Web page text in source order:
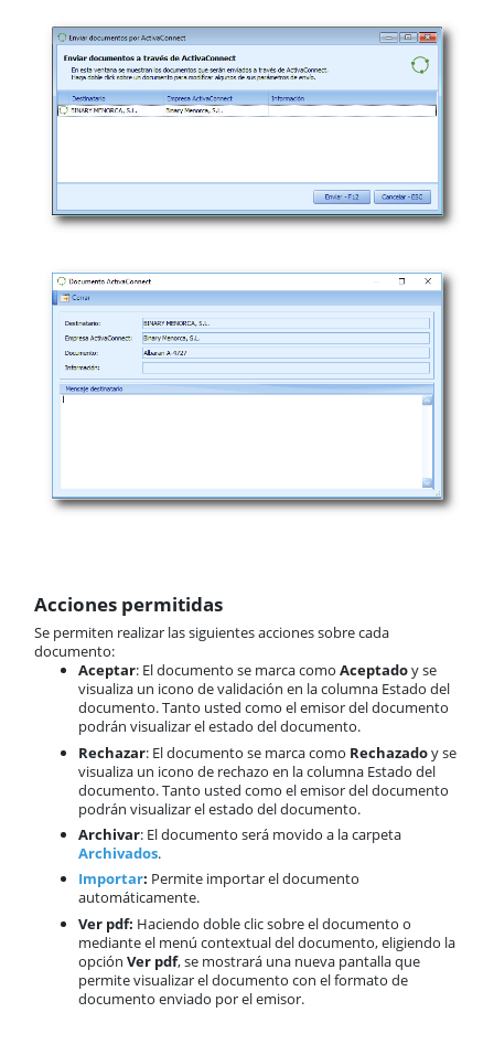
Acciones permitidas
Se permiten realizar las siguientes acciones sobre cada
documento:
Aceptar: El documento se marca como Aceptadoy se
visualiza un icono de validación en la columna Estado del
documento. Tanto usted como el emisor del documento
podrán visualizar el estado del documento.
Rechazar: El documento se marca como Rechazadoy se
visualiza un icono de rechazo en la columna Estado del
documento. Tanto usted como el emisor del documento
podrán visualizar el estado del documento.
Archivar: El documento será movido a la carpeta
Archivados.
Importar: Permite importar el documento
automáticamente.
Ver pdf: Haciendo doble clic sobre el documento o
mediante el menú contextual del documento, eligiendo la
opción Ver pdf, se mostrará una nueva pantalla que
permite visualizar el documento con el formato de
documento enviado por el emisor.